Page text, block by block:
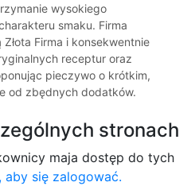
wysokiego
smaku. Firma
Firma i konsekwentnie
receptur oraz
pieczywo o krótkim,
od zbędnych dodatków.
stronach
maja dostęp do tych
aby się zalogować.